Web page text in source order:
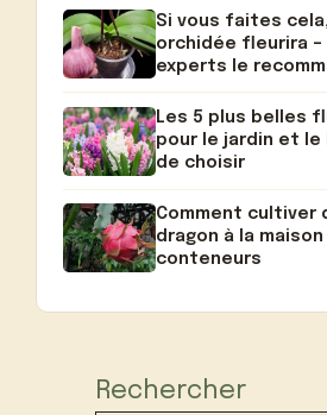
Si vous faites
orchidée fleurira –
experts le
Les 5 plus belles
pour le jardin et le
de choisir
Comment cultiver
dragon à la
conteneurs
Rechercher